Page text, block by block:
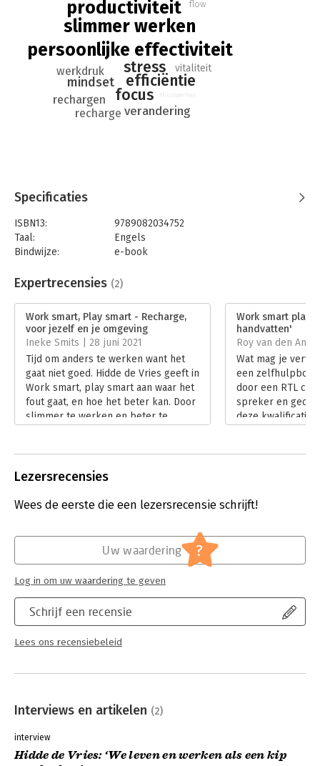
slimmer werken
persoonlijke effectiviteit
productiviteit
stress
efficiëntie
focus
mindset
werkdruk
verandering
recharge
rechargen
vitaliteit
flow
thuiswerken
Specificaties
ISBN13:
9789082034752
Taal:
Engels
Bindwijze:
e-book
Bestandsformaat:
epub
Uitgever:
The Recharge Company
Druk:
1
Verschijningsdatum:
22-11-2022
Hoofdrubriek: Persoonlijke effectiviteit
Expertrecensies (2)
Work smart, Play smart - Recharge,
voor jezelf en je omgeving
Ineke Smits | 28 juni 2021
Tijd om anders te werken want het
gaat niet goed. Hidde de Vries geeft in
Work smart, play smart aan waar het
fout gaat, en hoe het beter kan. Door
slimmer te werken en beter te
Work smart play
handvatten'
Roy van den
Wat mag je
een
door een RTL
spreker en
deze
Lezersrecensies
Wees de eerste die een lezersrecensie schrijft!
Schrijf een recensie
Lees ons recensiebeleid
Uw waardering ?
Log in om uw waardering te geven
Interviews en artikelen (2)
interview
Hidde de Vries: ‘We leven en werken als een kip